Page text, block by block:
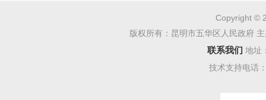
Copyright ©
版权所有：昆明市五华区人民政府
联系我们 地址
技术支持电话